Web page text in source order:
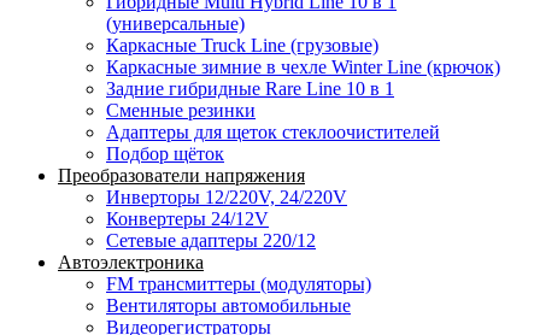
(универсальные)
Каркасные Truck Line (грузовые)
Каркасные зимние в чехле Winter Line (крючок)
Задние гибридные Rare Line 10 в 1
Сменные резинки
Адаптеры для щеток стеклоочистителей
Подбор щёток
Преобразователи напряжения
Инверторы 12/220V, 24/220V
Конвертеры 24/12V
Сетевые адаптеры 220/12
Автоэлектроника
FM трансмиттеры (модуляторы)
Вентиляторы автомобильные
Видеорегистраторы